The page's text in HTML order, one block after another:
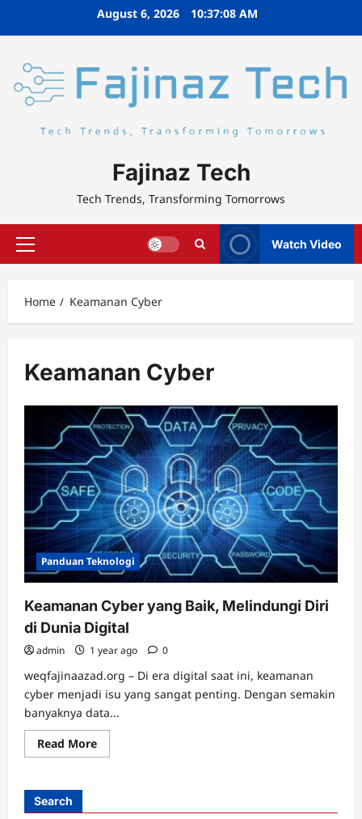
August 6, 2026 10:37:08 AM
Fajinaz Tech
Tech Trends, Transforming Tomorrows
Primary
Watch Video
Home Keamanan Cyber
Keamanan Cyber
Panduan Teknologi
Keamanan Cyber yang Baik, Melindungi Diri
di Dunia Digital
admin 1 year ago 0
weqfajinaazad.org – Di era digital saat ini, keamanan
cyber menjadi isu yang sangat penting. Dengan semakin
banyaknya data...
Read MoreRead
more
Baik,
Search